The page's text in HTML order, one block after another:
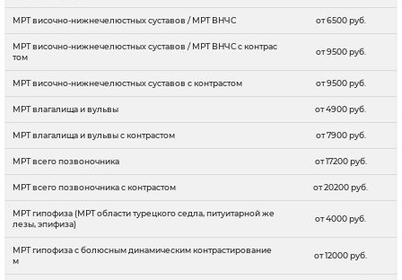
МРТ височно-нижнечелюстных суставов / МРТ ВНЧС от 6500 руб.
МРТ височно-нижнечелюстных суставов / МРТ ВНЧС с контрас
том
от 9500 руб.
МРТ височно-нижнечелюстных суставов с контрастом от 9500 руб.
МРТ влагалища и вульвы от 4900 руб.
МРТ влагалища и вульвы с контрастом от 7900 руб.
МРТ всего позвоночника от 17200 руб.
МРТ всего позвоночника с контрастом от 20200 руб.
МРТ гипофиза (МРТ области турецкого седла, питуитарной же
лезы, эпифиза)
от 4000 руб.
МРТ гипофиза с болюсным динамическим контрастирование
м
от 12000 руб.